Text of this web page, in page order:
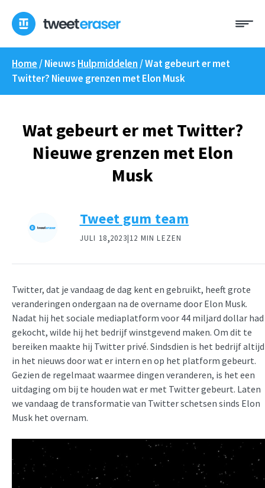
naar
inhoud
Home / Nieuws Hulpmiddelen /Wat gebeurt er met
Twitter? Nieuwe grenzen met Elon Musk
Wat gebeurt er met Twitter?
Nieuwe grenzen met Elon
Musk
Tweet gum team
JULI 18,2023|12 MIN LEZEN
Twitter, dat je vandaag de dag kent en gebruikt, heeft grote
veranderingen ondergaan na de overname door Elon Musk.
Nadat hij het sociale mediaplatform voor 44 miljard dollar had
gekocht, wilde hij het bedrijf winstgevend maken. Om dit te
bereiken maakte hij Twitter privé. Sindsdien is het bedrijf altijd
in het nieuws door wat er intern en op het platform gebeurt.
Gezien de regelmaat waarmee dingen veranderen, is het een
uitdaging om bij te houden wat er met Twitter gebeurt. Laten
we vandaag de transformatie van Twitter schetsen sinds Elon
Musk het overnam.